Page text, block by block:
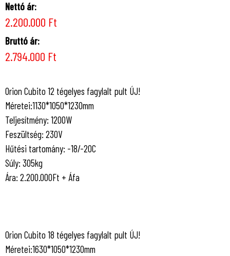
Nettó ár:
2.200.000 Ft
Bruttó ár:
2.794.000 Ft
Orion Cubito 12 tégelyes fagylalt pult ÚJ!
Méretei:1130*1050*1230mm
Teljesítmény: 1200W
Feszültség: 230V
Hűtési tartomány: -18/-20C
Súly: 305kg
Ára: 2.200.000Ft + Áfa
Orion Cubito 18 tégelyes fagylalt pult ÚJ!
Méretei:1630*1050*1230mm